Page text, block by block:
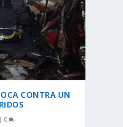
CONTRA UN
| 0